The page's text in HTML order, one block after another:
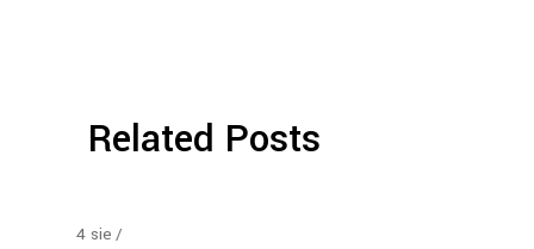
Related Posts
4 sie